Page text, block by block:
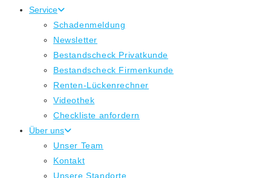
Service
Schadenmeldung
Newsletter
Bestandscheck Privatkunde
Bestandscheck Firmenkunde
Renten-Lückenrechner
Videothek
Checkliste anfordern
Über uns
Unser Team
Kontakt
Unsere Standorte